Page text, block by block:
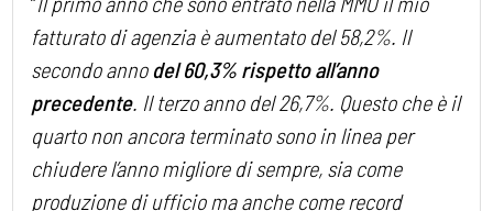
fatturato di agenzia è aumentato del 58,2%. Il
secondo anno del 60,3% rispetto all’anno
precedente. Il terzo anno del 26,7%. Questo che è il
quarto non ancora terminato sono in linea per
chiudere l’anno migliore di sempre, sia come
produzione di ufficio ma anche come record